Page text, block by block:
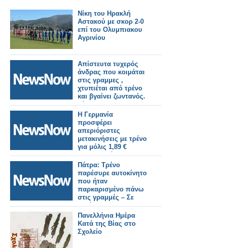
Νίκη του Ηρακλή
Αστακού με σκορ 2-0
επί του Ολυμπιακου
Αγρινίου
Απίστευτα τυχερός
άνδρας που κοιμάται
στις γραμμες ,
χτυπιέται από τρένο
και βγαίνει ζωντανός.
Βίντεο.
Η Γερμανία
προσφέρει
απεριόριστες
μετακινήσεις με τρένο
για μόλις 1,89 €
καθημερινά
Πάτρα: Τρένο
παρέσυρε αυτοκίνητο
που ήταν
παρκαρισμένο πάνω
στις γραμμές – Σε
κατάσταση σοκ
μηχανοδηγός και
επιβάτες
Πανελλήνια Ημέρα
Κατά της Βίας στο
Σχολείο